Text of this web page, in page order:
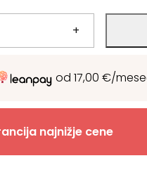
+
od 17,00 €/
najnižje cene